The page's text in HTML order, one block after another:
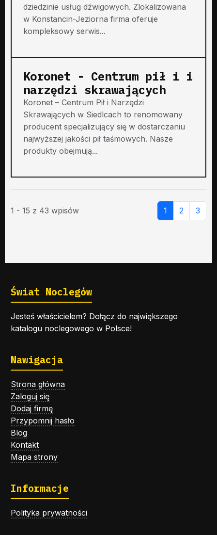
dziedzinie usług dźwigowych. Zlokalizowana
w Konstancin-Jeziorna firma oferuje
kompleksowy serwis...
Koronet - Centrum pił i i
narzędzi skrawających
Koronet – Centrum Pił i Narzędzi
Skrawających w Siedlcach to renomowany
producent specjalizujący się w dostarczaniu
najwyższej jakości pił taśmowych. Nasze
produkty obejmują...
1 - 15 z 43 wpisów 1 2 3
Świat Noclegów
Jesteś właścicielem? Dołącz do największego
katalogu noclegowego w Polsce!
Nawigacja
Strona główna
Zaloguj się
Dodaj firmę
Przypomnij hasło
Blog
Kontakt
Mapa strony
Informacje
Polityka prywatności